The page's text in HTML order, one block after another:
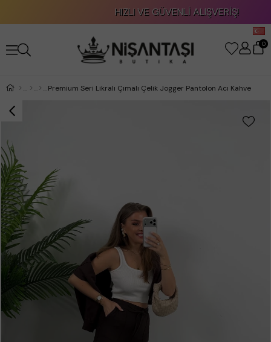
HIZLI VE GÜVENLİ ALIŞVERİŞ!
0
Premium Seri Likralı Çımalı Çelik Jogger Pantolon Acı Kahve